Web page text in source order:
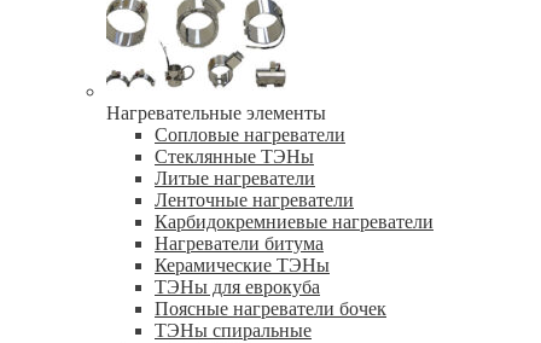
Нагревательные элементы
Сопловые нагреватели
Стеклянные ТЭНы
Литые нагреватели
Ленточные нагреватели
Карбидокремниевые нагреватели
Нагреватели битума
Керамические ТЭНы
ТЭНы для еврокуба
Поясные нагреватели бочек
ТЭНы спиральные